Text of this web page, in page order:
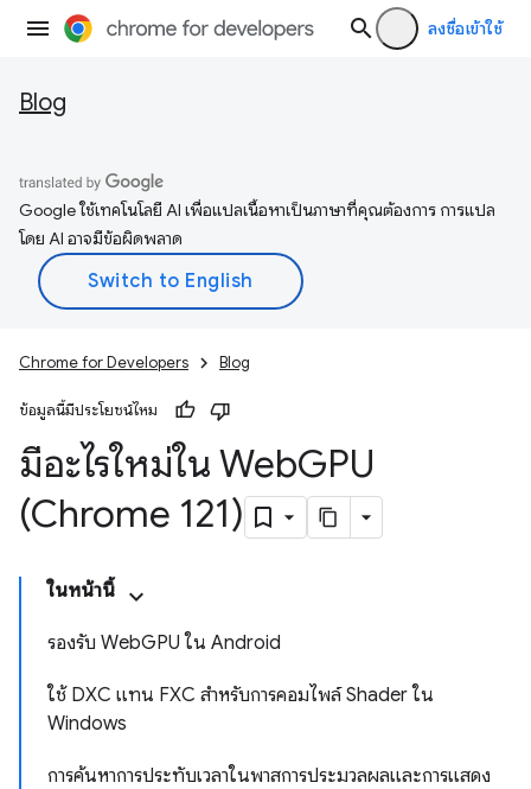
ลงชื่อเข้าใช้
Blog
Google ใช้เทคโนโลยี AI เพื่อแปลเนื้อหาเป็นภาษาที่คุณต้องการ การแปล
โดย AI อาจมีข้อผิดพลาด
Chrome for Developers Blog
ข้อมูลนี้มีประโยชน์ไหม
มีอะไรใหม่ใน WebGPU
(Chrome 121)
ในหน้านี้
รองรับ WebGPU ใน Android
ใช้ DXC แทน FXC สำหรับการคอมไพล์ Shader ใน
Windows
การค้นหาการประทับเวลาในพาสการประมวลผลและการแสดง